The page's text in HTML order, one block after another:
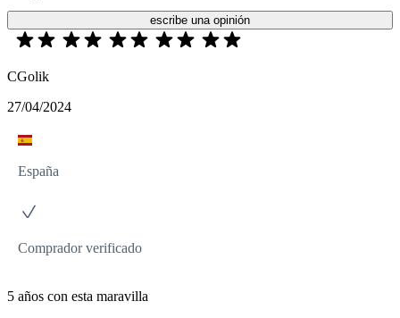
escribe una opinión
CGolik
27/04/2024
España
Comprador verificado
5 años con esta maravilla